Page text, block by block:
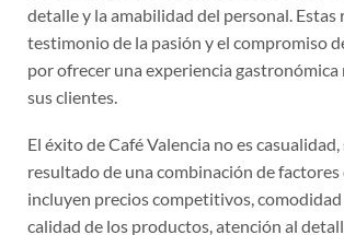
detalle y la amabilidad del personal. Estas
testimonio de la pasión y el compromiso
por ofrecer una experiencia gastronómica
sus clientes.
El éxito de Café Valencia no es casualidad,
resultado de una combinación de factores
incluyen precios competitivos, comodidad
calidad de los productos, atención al